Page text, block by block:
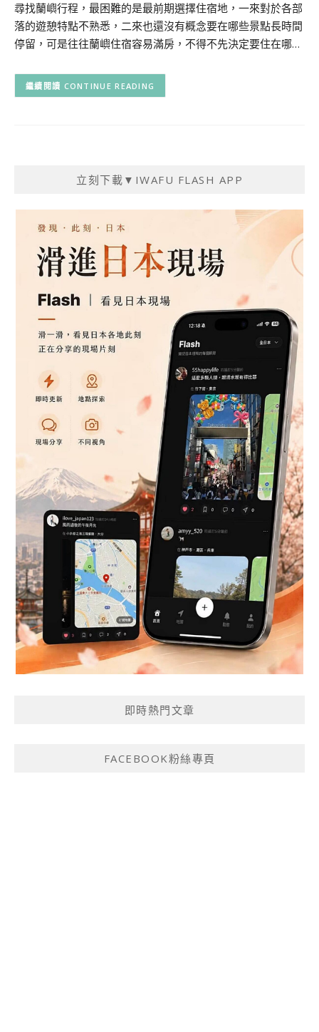
尋找蘭嶼行程，最困難的是最前期選擇住宿地，一來對於各部
落的遊憩特點不熟悉，二來也還沒有概念要在哪些景點長時間
停留，可是往往蘭嶼住宿容易滿房，不得不先決定要住在哪…
CONTINUE READING
立刻下載▼IWAFU FLASH APP
即時熱門文章
FACEBOOK粉絲專頁